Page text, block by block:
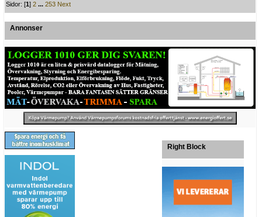
Sidor: [1]2 ...253 Next
Annonser
Right Block